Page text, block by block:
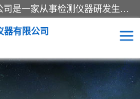
湖南兰思仪器有限公司是一家从事检测仪器研发生产销售和维修保养服务的综合型企业，产品符合国际标准可按需定制专业售前售后工程师，主要有门窗性能体验箱、门窗隔音展示箱、恒温恒湿试验箱、步入式恒温恒湿房、高低温试验箱、老化试验箱、老化试验房、恒温恒湿培养箱、水泥标准养护试验箱、电热鼓风干燥试验箱、真空干燥箱、工业烤箱、盐雾腐蚀试验箱等。
器有限公司
恒温恒湿试验箱